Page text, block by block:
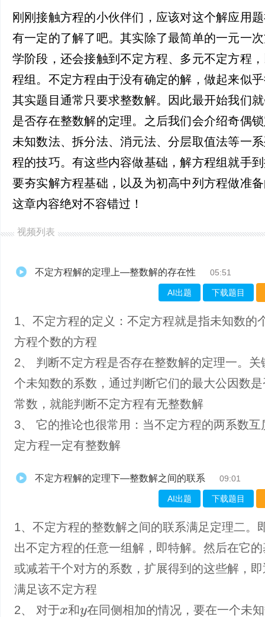
刚刚接触方程的小伙伴们，应该对这个解应用
有一定的了解了吧。其实除了最简单的一元一
学阶段，还会接触到不定方程、多元不定方程
程组。不定方程由于没有确定的解，做起来似
其实题目通常只要求整数解。因此最开始我们
是否存在整数解的定理。之后我们会介绍奇偶
未知数法、拆分法、消元法、分层取值法等一
程的技巧。有这些内容做基础，解方程组就手
要夯实解方程基础，以及为初高中列方程做准
这章内容绝对不容错过！
视频列表
不定方程解的定理上—整数解的存在性 05:51
AI出题 下载题目
1、不定方程的定义：不定方程就是指未知数的
方程个数的方程
2、 判断不定方程是否存在整数解的定理一。关
个未知数的系数，通过判断它们的最大公因数
常数，就能判断不定方程有无整数解
3、 它的推论也很常用：当不定方程的两系数互
定方程一定有整数解
不定方程解的定理下—整数解之间的联系 09:01
AI出题 下载题目
1、不定方程的整数解之间的联系满足定理二。
出不定方程的任意一组解，即特解。然后在它
或减若干个对方的系数，扩展得到的这些解，
满足该不定方程
2、 对于x 和y 在同侧相加的情况，要在一个未